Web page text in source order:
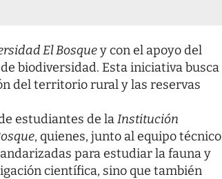
El Bosquey con el apoyo del
biodiversidad. Esta iniciativa busca
del territorio rural y las reservas
estudiantes de laInstitución
, quienes, junto al equipo técnico
para estudiar la fauna y
científica, sino que también